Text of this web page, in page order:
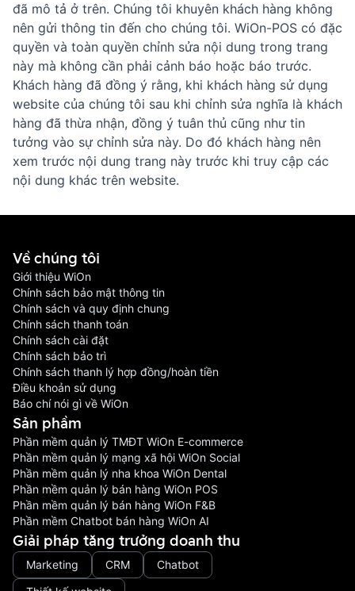
đã mô tả ở trên. Chúng tôi khuyên khách hàng không
nên gửi thông tin đến cho chúng tôi. WiOn-POS có đặc
quyền và toàn quyền chỉnh sửa nội dung trong trang
này mà không cần phải cảnh báo hoặc báo trước.
Khách hàng đã đồng ý rằng, khi khách hàng sử dụng
website của chúng tôi sau khi chỉnh sửa nghĩa là khách
hàng đã thừa nhận, đồng ý tuân thủ cũng như tin
tưởng vào sự chỉnh sửa này. Do đó khách hàng nên
xem trước nội dung trang này trước khi truy cập các
nội dung khác trên website.
Về chúng tôi
Giới thiệu WiOn
Chính sách bảo mật thông tin
Chính sách và quy định chung
Chính sách thanh toán
Chính sách cài đặt
Chính sách bảo trì
Chính sách thanh lý hợp đồng/hoàn tiền
Điều khoản sử dụng
Báo chí nói gì về WiOn
Sản phầm
Phần mềm quản lý TMĐT WiOn E-commerce
Phần mềm quản lý mạng xã hội WiOn Social
Phần mềm quản lý nha khoa WiOn Dental
Phần mềm quản lý bán hàng WiOn POS
Phần mềm quản lý bán hàng WiOn F&B
Phần mềm Chatbot bán hàng WiOn AI
Giải pháp tăng trưởng doanh thu
Marketing CRM
Chatbot